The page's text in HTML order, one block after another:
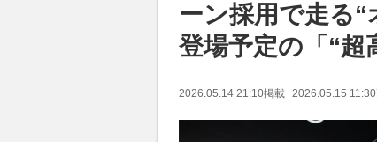
ーン採用で走る
登場予定の「“超
2026.05.14 21:10掲載 2026.05.15 11:30